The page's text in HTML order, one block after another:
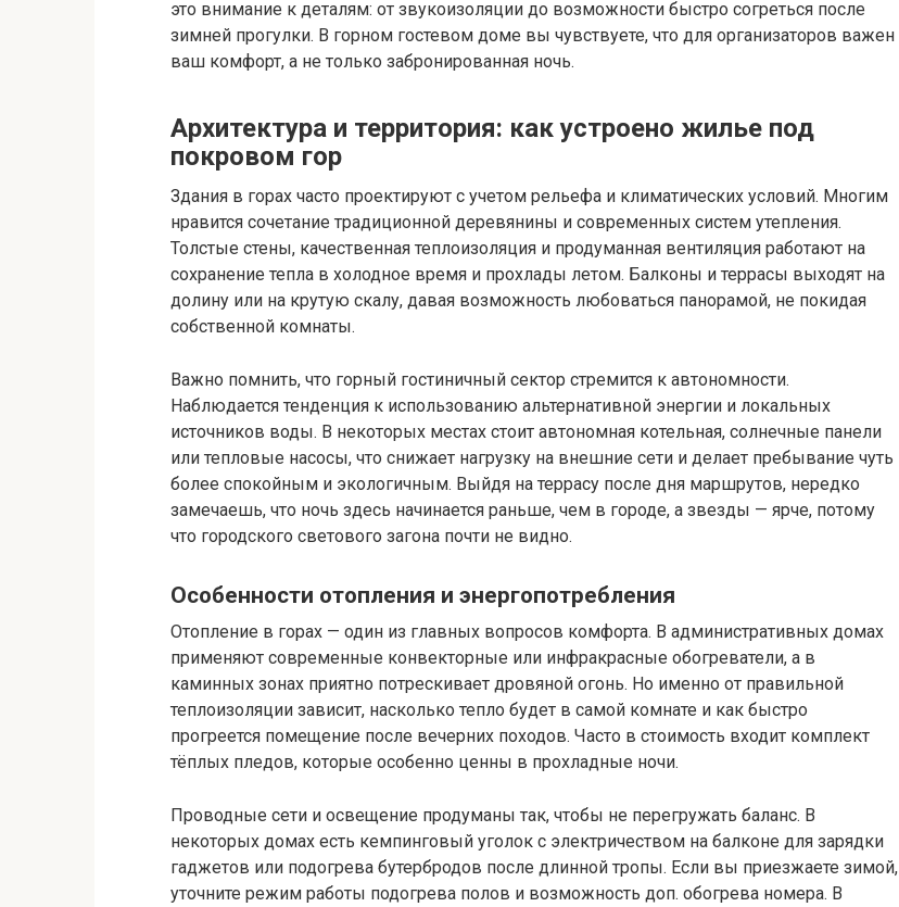
это внимание к деталям: от звукоизоляции до возможности быстро согреться после
зимней прогулки. В горном гостевом доме вы чувствуете, что для организаторов важен
ваш комфорт, а не только забронированная ночь.
Архитектура и территория: как устроено жилье под
покровом гор
Здания в горах часто проектируют с учетом рельефа и климатических условий. Многим
нравится сочетание традиционной деревянины и современных систем утепления.
Толстые стены, качественная теплоизоляция и продуманная вентиляция работают на
сохранение тепла в холодное время и прохлады летом. Балконы и террасы выходят на
долину или на крутую скалу, давая возможность любоваться панорамой, не покидая
собственной комнаты.
Важно помнить, что горный гостиничный сектор стремится к автономности.
Наблюдается тенденция к использованию альтернативной энергии и локальных
источников воды. В некоторых местах стоит автономная котельная, солнечные панели
или тепловые насосы, что снижает нагрузку на внешние сети и делает пребывание чуть
более спокойным и экологичным. Выйдя на террасу после дня маршрутов, нередко
замечаешь, что ночь здесь начинается раньше, чем в городе, а звезды — ярче, потому
что городского светового загона почти не видно.
Особенности отопления и энергопотребления
Отопление в горах — один из главных вопросов комфорта. В административных домах
применяют современные конвекторные или инфракрасные обогреватели, а в
каминных зонах приятно потрескивает дровяной огонь. Но именно от правильной
теплоизоляции зависит, насколько тепло будет в самой комнате и как быстро
прогреется помещение после вечерних походов. Часто в стоимость входит комплект
тёплых пледов, которые особенно ценны в прохладные ночи.
Проводные сети и освещение продуманы так, чтобы не перегружать баланс. В
некоторых домах есть кемпинговый уголок с электричеством на балконе для зарядки
гаджетов или подогрева бутербродов после длинной тропы. Если вы приезжаете зимой,
уточните режим работы подогрева полов и возможность доп. обогрева номера. В